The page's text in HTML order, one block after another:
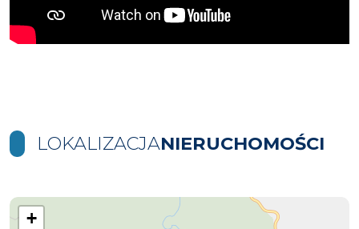
LOKALIZACJANIERUCHOMOŚCI
+